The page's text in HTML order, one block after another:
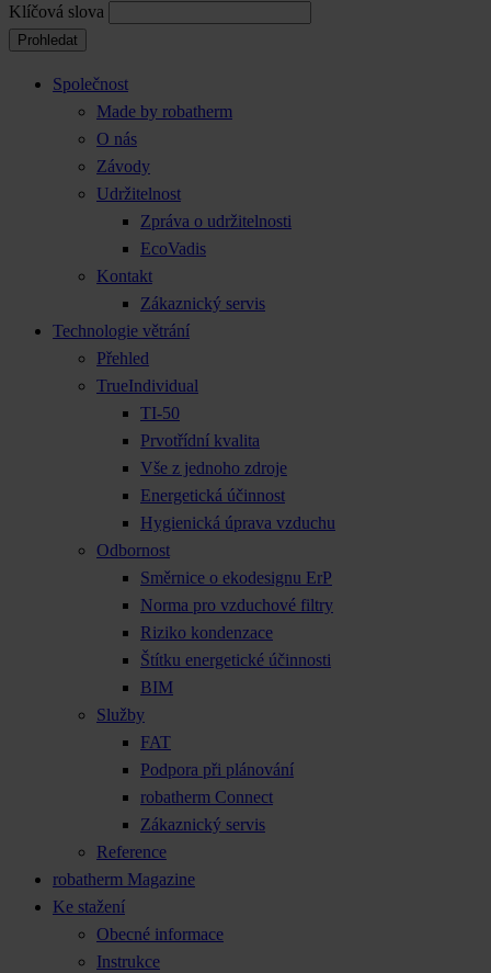
Klíčová slova
Prohledat
Společnost
Made by robatherm
O nás
Závody
Udržitelnost
Zpráva o udržitelnosti
EcoVadis
Kontakt
Zákaznický servis
Technologie větrání
Přehled
TrueIndividual
TI-50
Prvotřídní kvalita
Vše z jednoho zdroje
Energetická účinnost
Hygienická úprava vzduchu
Odbornost
Směrnice o ekodesignu ErP
Norma pro vzduchové filtry
Riziko kondenzace
Štítku energetické účinnosti
BIM
Služby
FAT
Podpora při plánování
robatherm Connect
Zákaznický servis
Reference
robatherm Magazine
Ke stažení
Obecné informace
Instrukce